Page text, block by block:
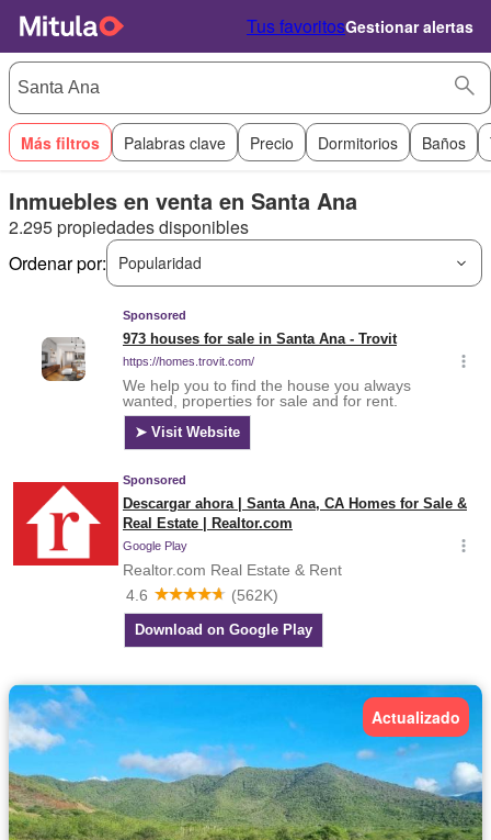
Tus favoritosGestionar alertas
Más filtros Palabras clave Precio Dormitorios Baños
Inmuebles en venta en Santa Ana
2.295 propiedades disponibles
Ordenar por:
Popularidad
Actualizado